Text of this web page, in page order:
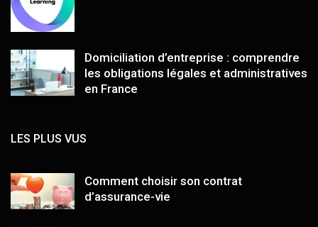
Domiciliation d’entreprise : comprendre
les obligations légales et administratives
en France
LES PLUS VUS
Comment choisir son contrat
d’assurance-vie